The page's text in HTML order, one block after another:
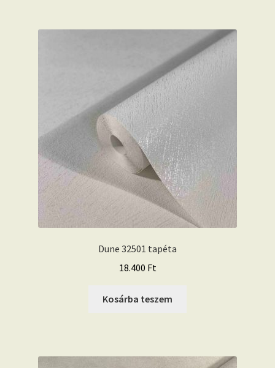
Dune 32501 tapéta
18.400 Ft
Kosárba teszem